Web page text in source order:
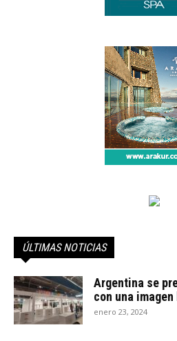
ÚLTIMAS NOTICIAS
Argentina se
con una
enero 23, 2024